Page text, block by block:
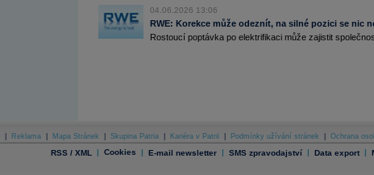
04.06.2026 13:06
RWE: Korekce může odeznít, na silné pozici se nic
Rostoucí poptávka po elektrifikaci může zajistit
Reklama Mapa Stránek Skupina Patria Kariéra v Patrii Podmínky užívání stránek Ochrana
RSS / XML | Cookies | E-mail newsletter | SMS zpravodajství | Data export |